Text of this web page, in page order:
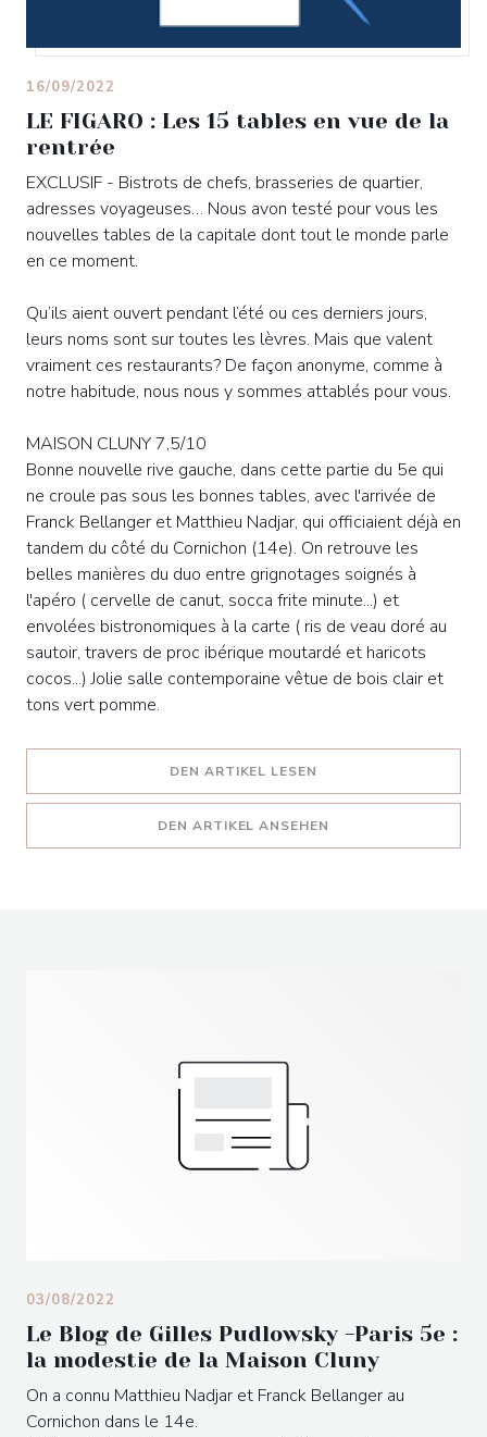
LE FIGARO : Les 15 tables en vue de la
rentrée
16/09/2022
EXCLUSIF - Bistrots de chefs, brasseries de quartier,
adresses voyageuses… Nous avon testé pour vous les
nouvelles tables de la capitale dont tout le monde parle
en ce moment.
Qu’ils aient ouvert pendant l’été ou ces derniers jours,
leurs noms sont sur toutes les lèvres. Mais que valent
vraiment ces restaurants? De façon anonyme, comme à
notre habitude, nous nous y sommes attablés pour vous.
MAISON CLUNY 7,5/10
Bonne nouvelle rive gauche, dans cette partie du 5e qui
ne croule pas sous les bonnes tables, avec l'arrivée de
Franck Bellanger et Matthieu Nadjar, qui officiaient déjà en
tandem du côté du Cornichon (14e). On retrouve les
belles manières du duo entre grignotages soignés à
l'apéro ( cervelle de canut, socca frite minute...) et
envolées bistronomiques à la carte ( ris de veau doré au
sautoir, travers de proc ibérique moutardé et haricots
cocos...) Jolie salle contemporaine vêtue de bois clair et
tons vert pomme.
DEN ARTIKEL LESEN
DEN ARTIKEL ANSEHEN
Le Blog de Gilles Pudlowsky -Paris 5e :
la modestie de la Maison Cluny
03/08/2022
On a connu Matthieu Nadjar et Franck Bellanger au
Cornichon dans le 14e.